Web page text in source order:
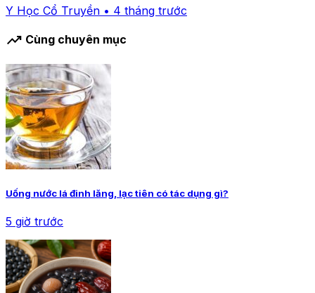
Y Học Cổ Truyền • 4 tháng trước
trending_up Cùng chuyên mục
Uống nước lá đinh lăng, lạc tiên có tác dụng gì?
5 giờ trước